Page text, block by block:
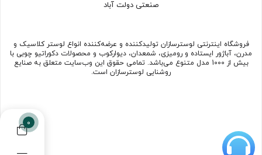
0
صنعتی دولت آباد
فروشگاه اینترنتی لوسترسازان تولیدکننده و عرضه‌کننده انواع لوستر کلاسیک و
مدرن، آباژور ایستاده و رومیزی، شمعدان، دیوارکوب و محصولات دکوراتیو چوبی با
بیش از 1000 مدل متنوع می‌باشد. تمامی حقوق این وب‌سایت متعلق به صنایع
روشنایی لوسترسازان است.